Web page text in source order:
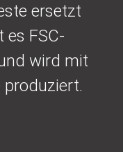
ersetzt
es FSC-
wird mit
produziert.